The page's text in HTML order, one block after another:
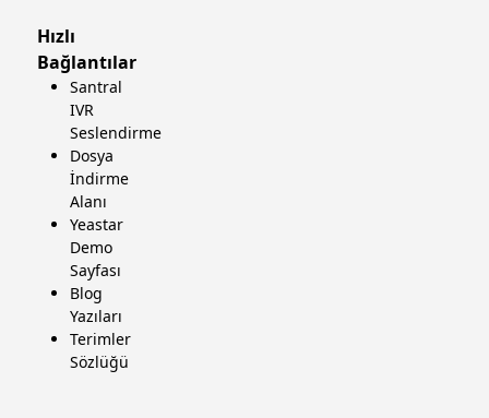
Hızlı
Bağlantılar
Santral
IVR
Seslendirme
Dosya
İndirme
Alanı
Yeastar
Demo
Sayfası
Blog
Yazıları
Terimler
Sözlüğü